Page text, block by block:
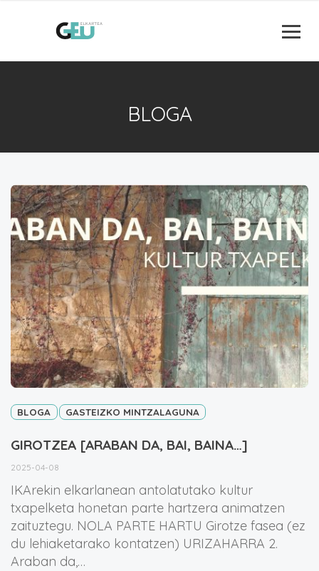
BLOGA
BLOGA GASTEIZKO MINTZALAGUNA
GIROTZEA [ARABAN DA, BAI, BAINA…]
2025-04-08
IKArekin elkarlanean antolatutako kultur
txapelketa honetan parte hartzera animatzen
zaituztegu. NOLA PARTE HARTU Girotze fasea (ez
du lehiaketarako kontatzen) URIZAHARRA 2.
Araban da,…